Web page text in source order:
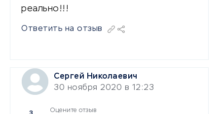
реально!!!
Ответить на отзыв
Сергей Николаевич
30 ноября 2020 в 12:23
Оцените отзыв